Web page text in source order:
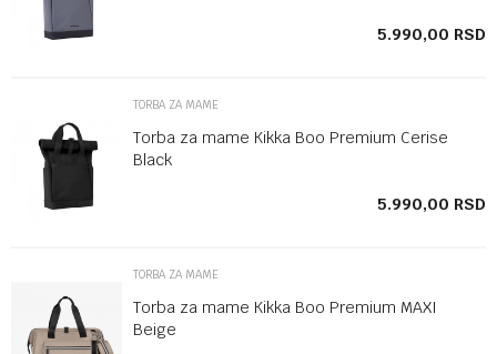
5.990,00 RSD
TORBA ZA MAME
Torba za mame Kikka Boo Premium Cerise
Black
5.990,00 RSD
TORBA ZA MAME
Torba za mame Kikka Boo Premium MAXI
Beige